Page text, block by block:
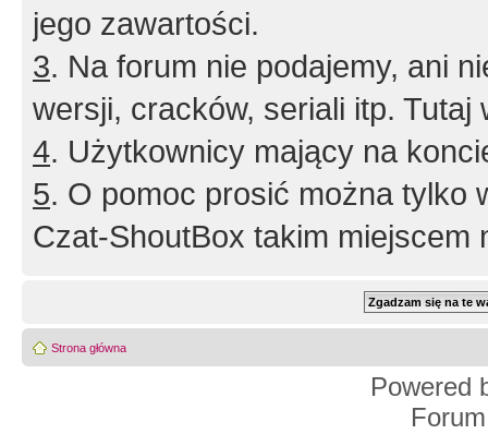
jego zawartości.
3. Na forum nie podajemy, ani
wersji, cracków, seriali itp. Tutaj
4. Użytkownicy mający na
5. O pomoc prosić można tylko
Czat-ShoutBox takim miejscem
Strona główna
Powered